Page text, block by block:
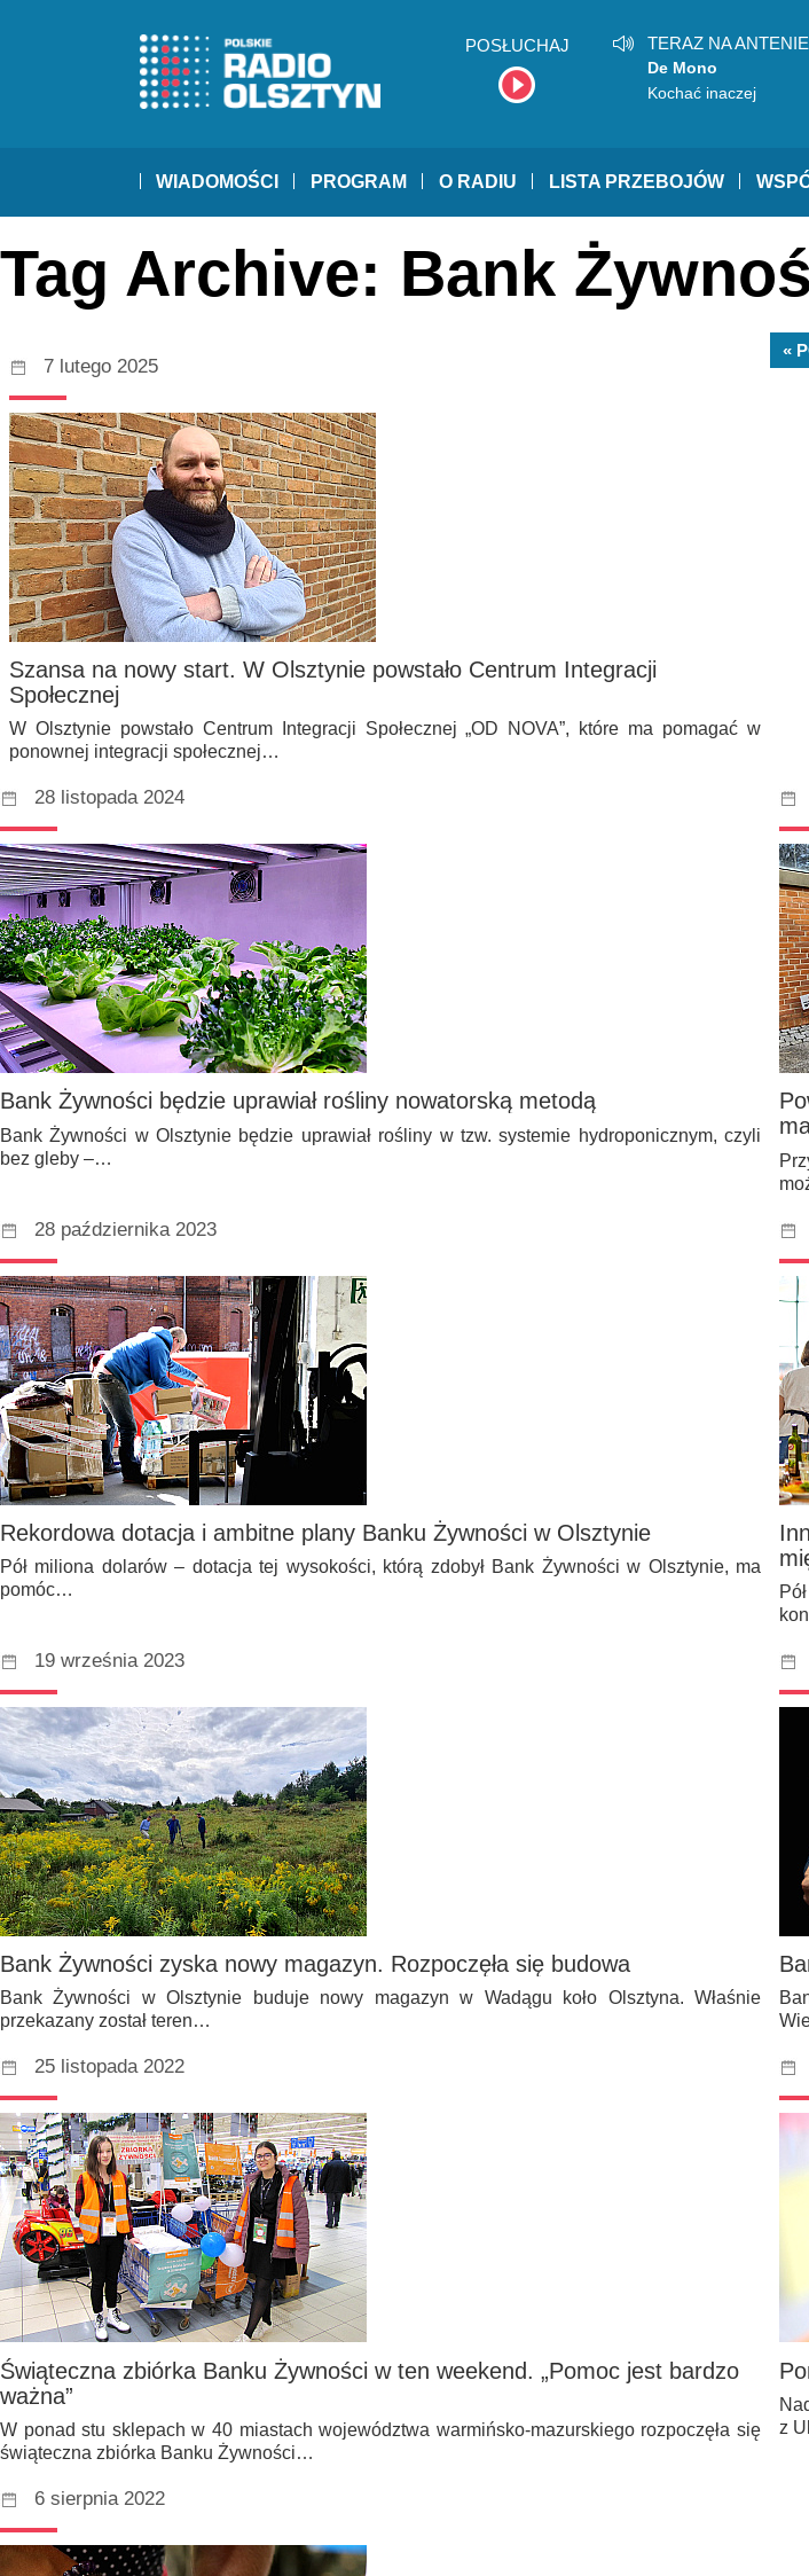
POSŁUCHAJ TERAZ NA ANTENIE
De Mono
Kochać inaczej
WIADOMOŚCI PROGRAM O RADIU LISTA PRZEBOJÓW
Tag Archive: Bank
7 lutego 2025
Szansa na nowy start. W Olsztynie powstało Centrum Integracji
Społecznej
W Olsztynie powstało Centrum Integracji Społecznej „OD NOVA”, które ma pomagać w
ponownej integracji społecznej…
28 listopada 2024
Bank Żywności będzie uprawiał rośliny nowatorską metodą
Bank Żywności w Olsztynie będzie uprawiał rośliny w tzw. systemie hydroponicznym, czyli
bez gleby –…
28 października 2023
Rekordowa dotacja i ambitne plany Banku Żywności w Olsztynie
Pół miliona dolarów – dotacja tej wysokości, którą zdobył Bank Żywności w Olsztynie, ma
pomóc…
19 września 2023
Bank Żywności zyska nowy magazyn. Rozpoczęła się budowa
Bank Żywności w Olsztynie buduje nowy magazyn w Wadągu koło Olsztyna. Właśnie
przekazany został teren…
25 listopada 2022
Świąteczna zbiórka Banku Żywności w ten weekend. „Pomoc jest bardzo
ważna”
W ponad stu sklepach w 40 miastach województwa warmińsko-mazurskiego rozpoczęła się
świąteczna zbiórka Banku Żywności…
z
6 sierpnia 2022
«